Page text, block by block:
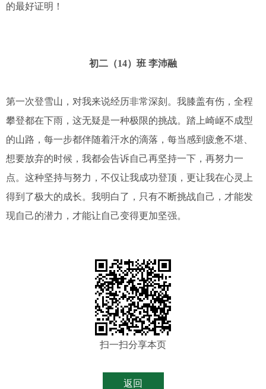
的最好证明！
初二（14）班 李沛融
第一次登雪山，对我来说经历非常深刻。我膝盖有伤，全程
攀登都在下雨，这无疑是一种极限的挑战。踏上崎岖不成型
的山路，每一步都伴随着汗水的滴落，每当感到疲惫不堪、
想要放弃的时候，我都会告诉自己再坚持一下，再努力一
点。这种坚持与努力，不仅让我成功登顶，更让我在心灵上
得到了极大的成长。我明白了，只有不断挑战自己，才能发
现自己的潜力，才能让自己变得更加坚强。
扫一扫分享本页
返回